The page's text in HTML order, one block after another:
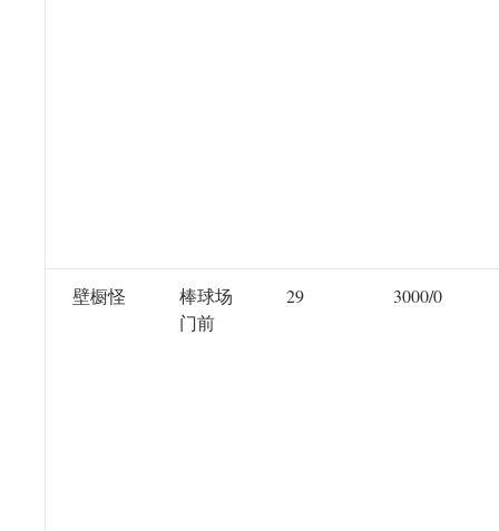
壁橱怪
棒球场
门前
29 3000/0